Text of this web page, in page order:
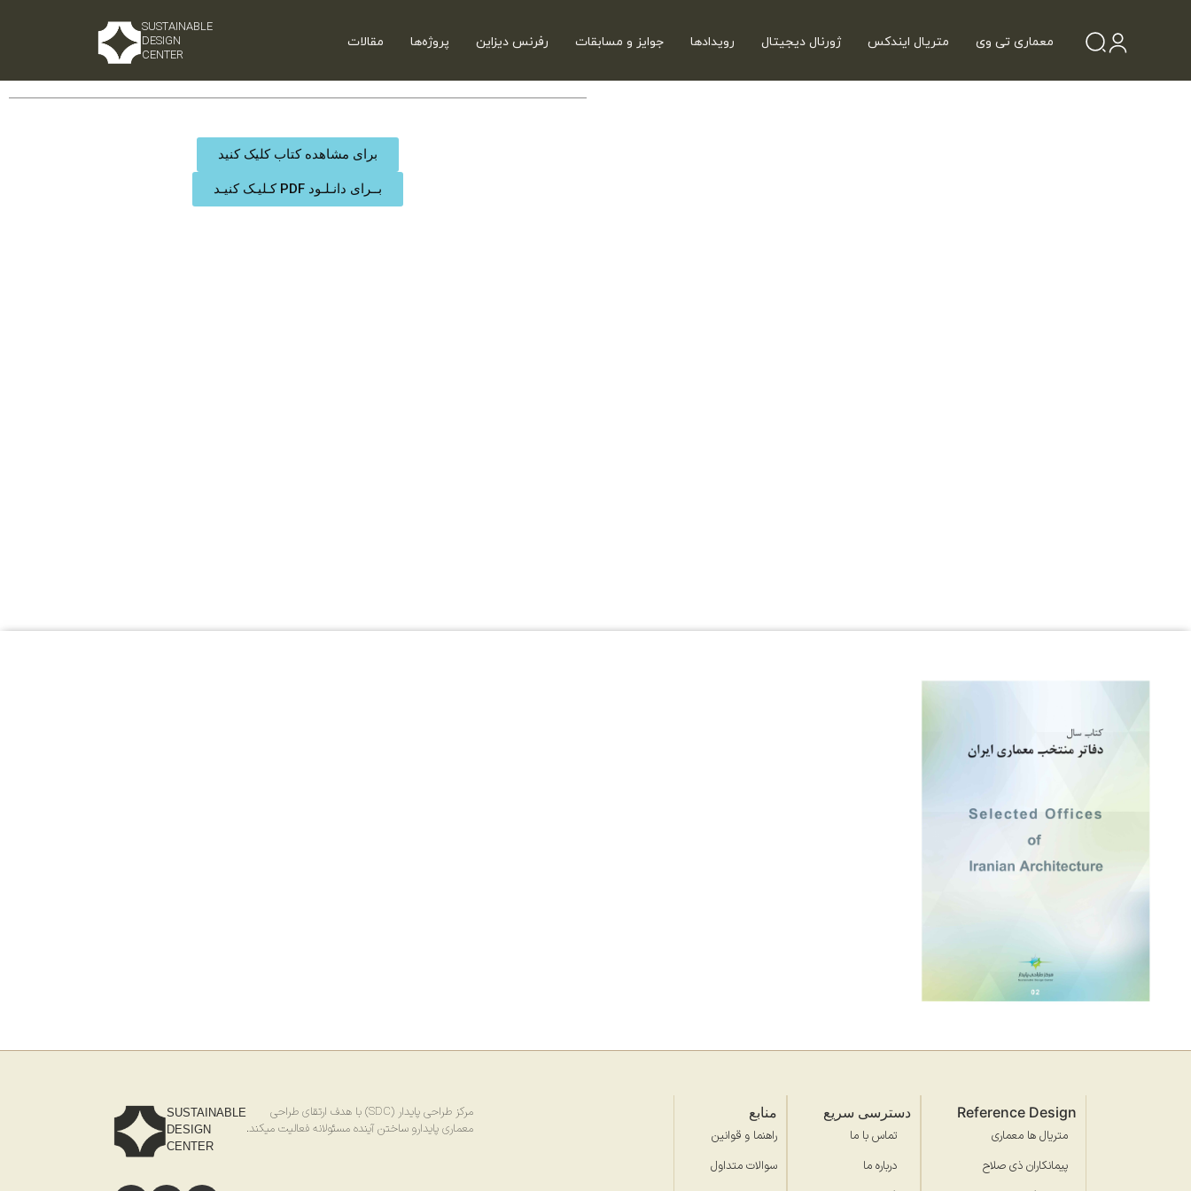
SUSTAINABLE
DESIGN
CENTER
معماری تی وی متریال ایندکس ژورنال دیجیتال رویدادها جوایز و مسابقات رفرنس دیزاین پروژه‌ها مقالات
برای مشاهده کتاب کلیک کنید
بــرای دانـلـود PDF کـلیـک کنیـد
مرکز طراحی پایدار (SDC) با هدف ارتقای طراحی
معماری پایدارو ساختن آینده مسئولانه فعالیت میکند.
SUSTAINABLE
DESIGN
CENTER
Reference Design
متریال ها معماری
پیمانکاران ذی صلاح
دسترسی سریع
تماس با ما
درباره ما
منابع
راهنما و قوانین
سوالات متداول